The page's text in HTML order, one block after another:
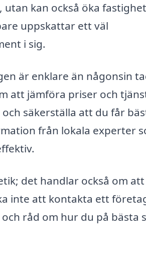
kan också öka
uppskattar ett väl
i sig.
är enklare än någonsin
att jämföra priser och
säkerställa att du får
från lokala experter
det handlar också om att
inte att kontakta ett
råd om hur du på bästa